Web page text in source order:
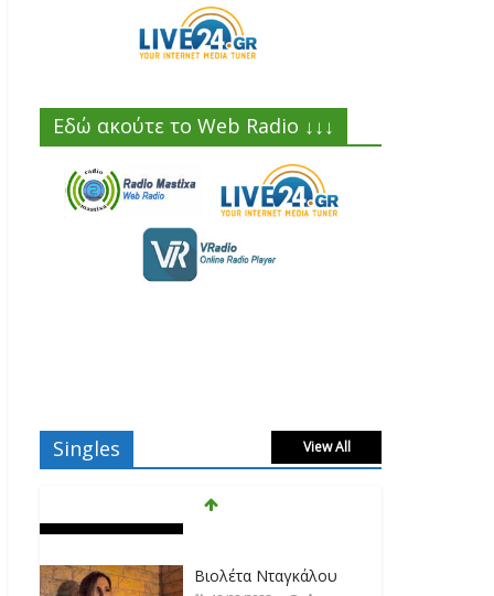
Εδώ ακούτε το Web Radio ↓↓↓
Singles View All
επιτρέπεται σχολιασμός